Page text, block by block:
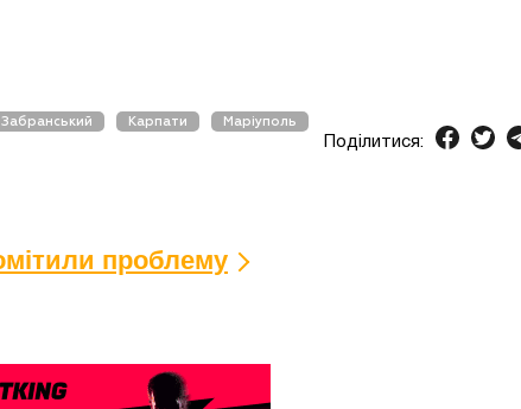
Забранський Карпати Маріуполь
Поділитися:
проблему